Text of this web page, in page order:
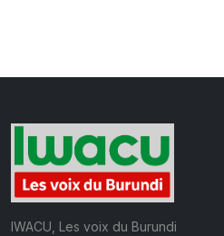
IWACU, Les voix du Burundi